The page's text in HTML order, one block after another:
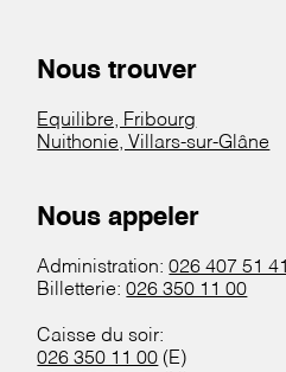
Nous trouver
Equilibre, Fribourg
Nuithonie, Villars-sur-Glâne
Nous appeler
Administration:026 407 51 41
Billetterie:026 350 11 00
Caisse du soir:
026 350 11 00 (E)